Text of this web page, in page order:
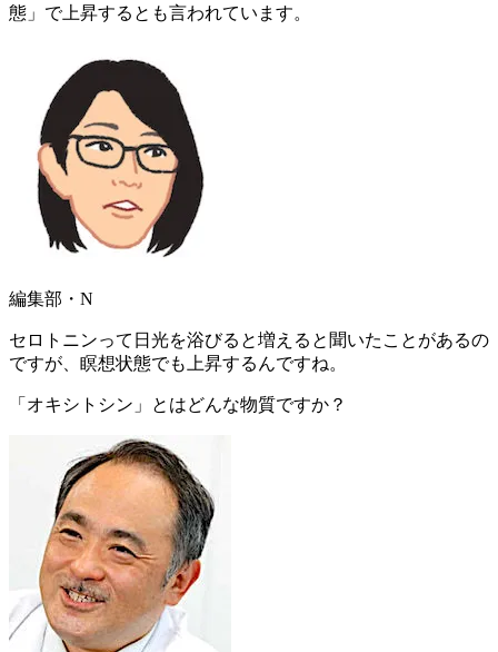
態」で上昇するとも言われています。
編集部・N
セロトニンって日光を浴びると増えると聞いたことがあるの
ですが、瞑想状態でも上昇するんですね。
「オキシトシン」とはどんな物質ですか？